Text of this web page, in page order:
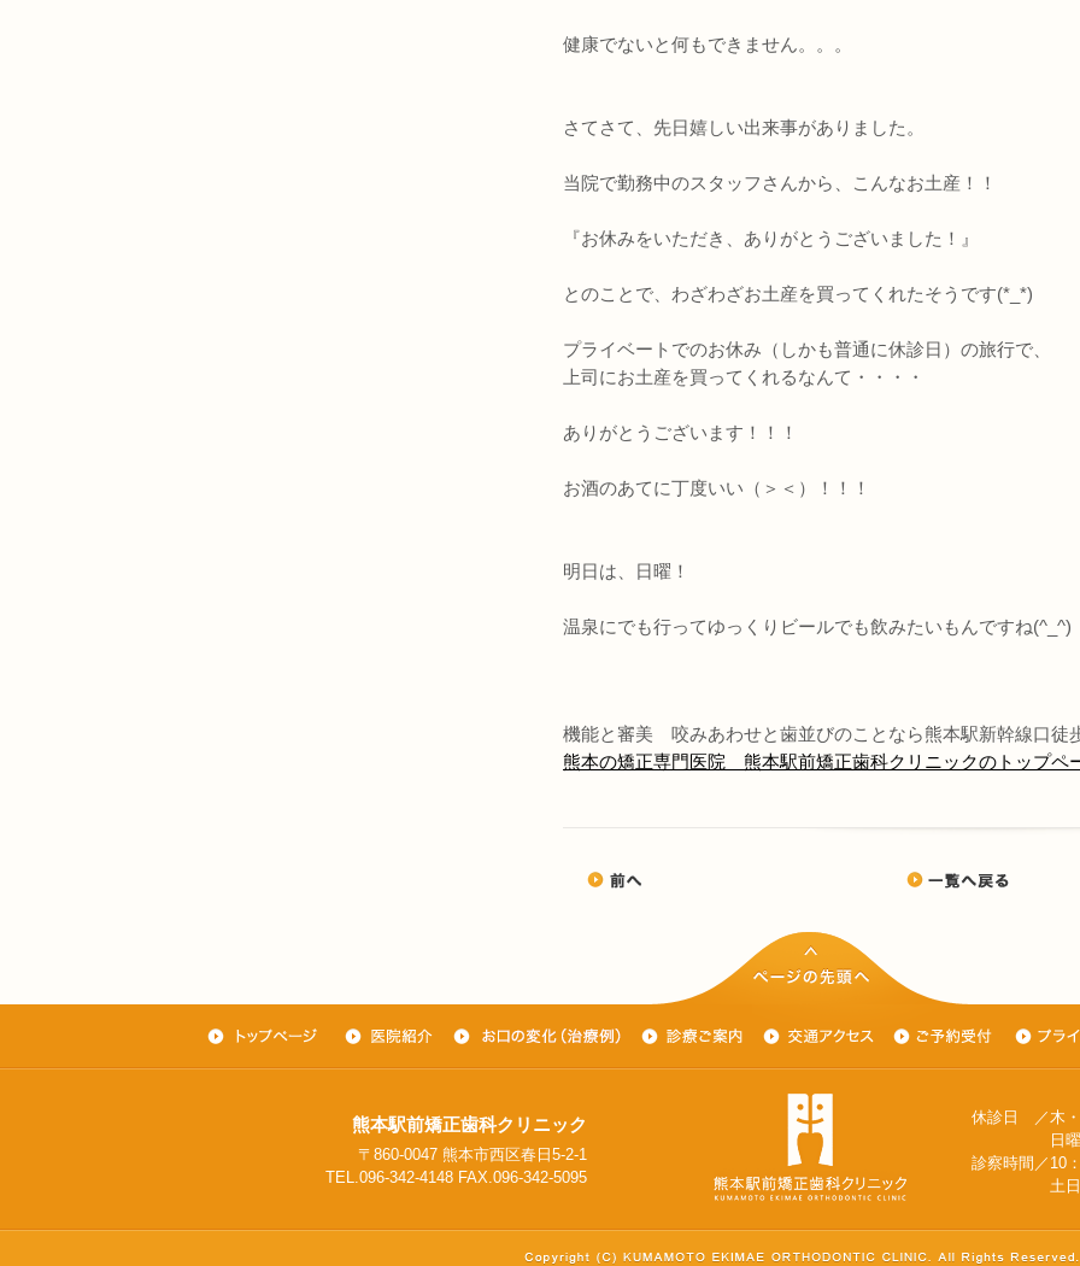
健康でないと何もできません。。。
さてさて、先日嬉しい出来事がありました。
当院で勤務中のスタッフさんから、こんなお土産！！
『お休みをいただき、ありがとうございました！』
とのことで、わざわざお土産を買ってくれたそうです(*_*)
プライベートでのお休み（しかも普通に休診日）の旅行で、
上司にお土産を買ってくれるなんて・・・・
ありがとうございます！！！
お酒のあてに丁度いい（＞＜）！！！
明日は、日曜！
温泉にでも行ってゆっくりビールでも飲みたいもんですね(^_^)
機能と審美 咬みあわせと歯並びのことなら熊本駅新幹線口徒
熊本の矯正専門医院 熊本駅前矯正歯科クリニックのトップペ
熊本駅前矯正歯科クリニック
〒860-0047 熊本市西区春日5-2-1
TEL.096-342-4148 FAX.096-342-5095
休診日 ／木
日曜日（
診察時間／10
土日は